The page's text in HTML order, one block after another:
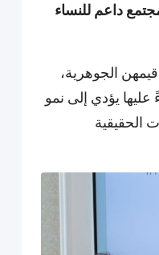
داعم للنساء
الجوهرية،
عليها يؤدي إلى نمو
الحقيقية